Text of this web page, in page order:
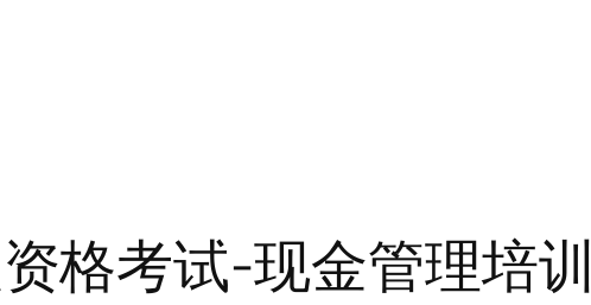
格考试-现金管理培